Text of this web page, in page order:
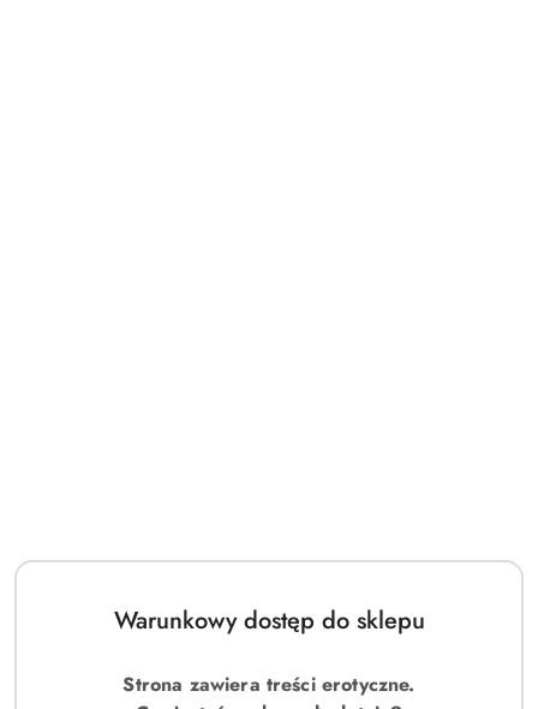
Warunkowy dostęp do sklepu
Strona zawiera treści erotyczne.